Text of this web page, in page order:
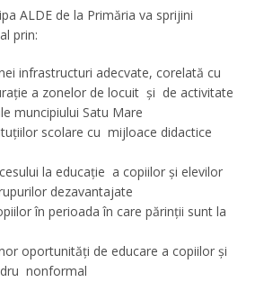
ALDE de la Primăria va sprijini
prin:
infrastructuri adecvate, corelată cu
a zonelor de locuit și de activitate
muncipiului Satu Mare
scolare cu mijloace didactice
la educație a copiilor și elevilor
dezavantajate
în perioada în care părinții sunt la
oportunități de educare a copiilor și
nonformal